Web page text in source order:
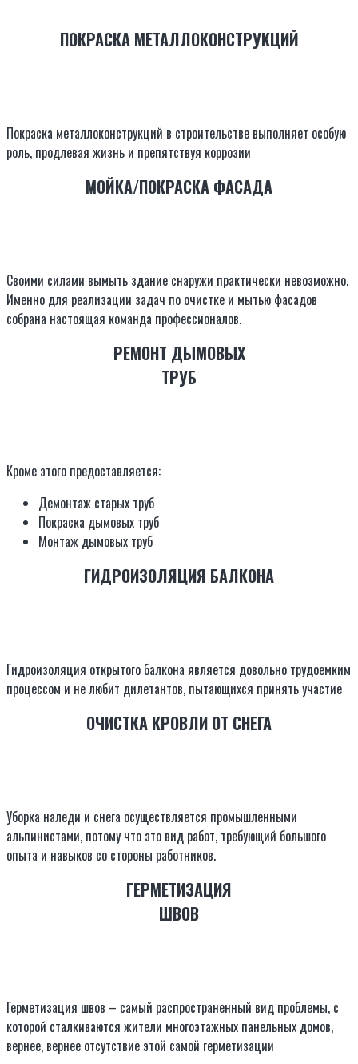
ПОКРАСКА МЕТАЛЛОКОНСТРУКЦИЙ
Покраска металлоконструкций в строительстве выполняет особую
роль, продлевая жизнь и препятствуя коррозии
МОЙКА/ПОКРАСКА ФАСАДА
Своими силами вымыть здание снаружи практически невозможно.
Именно для реализации задач по очистке и мытью фасадов
собрана настоящая команда профессионалов.
РЕМОНТ ДЫМОВЫХ
ТРУБ
Кроме этого предоставляется:
Демонтаж старых труб
Покраска дымовых труб
Монтаж дымовых труб
ГИДРОИЗОЛЯЦИЯ БАЛКОНА
Гидроизоляция открытого балкона является довольно трудоемким
процессом и не любит дилетантов, пытающихся принять участие
ОЧИСТКА КРОВЛИ ОТ СНЕГА
Уборка наледи и снега осуществляется промышленными
альпинистами, потому что это вид работ, требующий большого
опыта и навыков со стороны работников.
ГЕРМЕТИЗАЦИЯ
ШВОВ
Герметизация швов – самый распространенный вид проблемы, с
которой сталкиваются жители многоэтажных панельных домов,
вернее, вернее отсутствие этой самой герметизации